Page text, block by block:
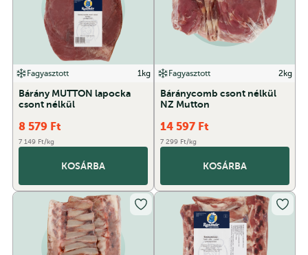
Fagyasztott 1kg
Bárány MUTTON lapocka
csont nélkül
8 579 Ft
7 149 Ft/kg
KOSÁRBA
Fagyasztott 2kg
Báránycomb csont nélkül
NZ Mutton
14 597 Ft
7 299 Ft/kg
KOSÁRBA